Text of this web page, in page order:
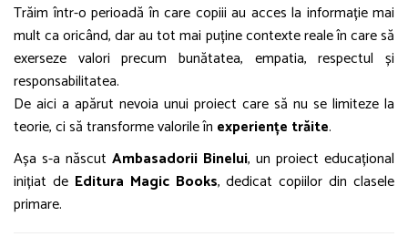
Trăim într-o perioadă în care copiii au acces la informație mai
mult ca oricând, dar au tot mai puține contexte reale în care să
exerseze valori precum bunătatea, empatia, respectul și
responsabilitatea.
De aici a apărut nevoia unui proiect care să nu se limiteze la
teorie, ci să transforme valorile în experiențe trăite.
Așa s-a născut Ambasadorii Binelui, un proiect educațional
inițiat de Editura Magic Books, dedicat copiilor din clasele
primare.